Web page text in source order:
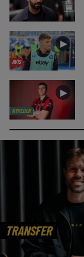
AVIS
►
NYHEDER
►
TRANSFER